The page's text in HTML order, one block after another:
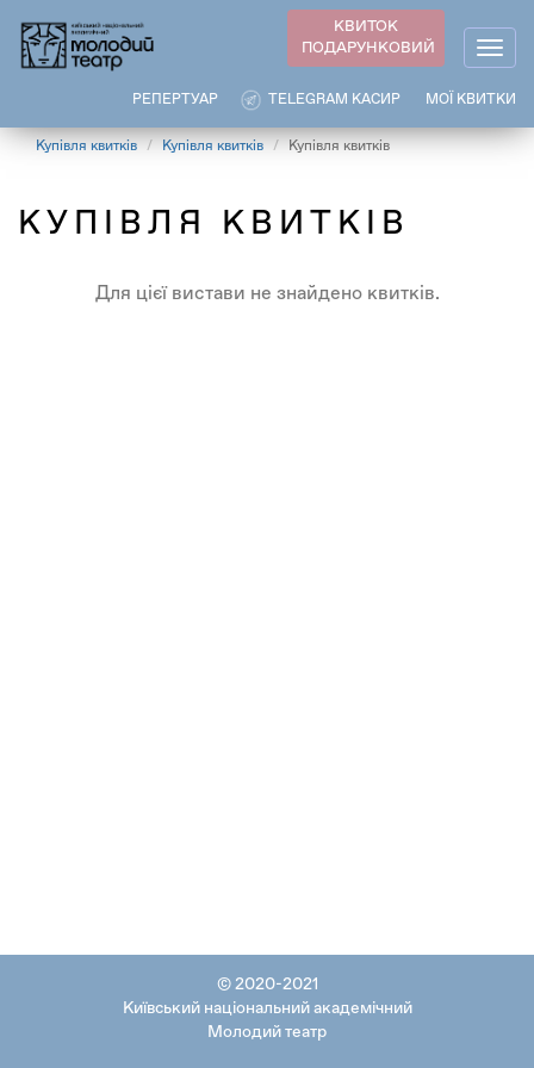
основного
КВИТОК
ПОДАРУНКОВИЙ
МОЇ КВИТКИ
TELEGRAM КАСИР
РЕПЕРТУАР
Купівля квитків Купівля квитків Купівля квитків
КУПІВЛЯ КВИТКІВ
Для цієї вистави не знайдено квитків.
© 2020-2021
Київський національний академічний
Молодий театр